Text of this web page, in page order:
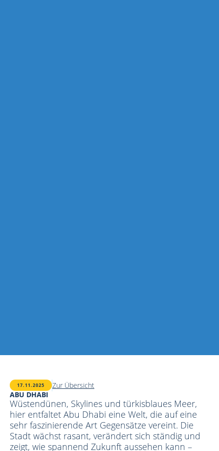
17.11.2025
Zur Übersicht
ABU DHABI
Wüstendünen, Skylines und türkisblaues Meer,
hier entfaltet Abu Dhabi eine Welt, die auf eine
sehr faszinierende Art Gegensätze vereint. Die
Stadt wächst rasant, verändert sich ständig und
zeigt, wie spannend Zukunft aussehen kann –